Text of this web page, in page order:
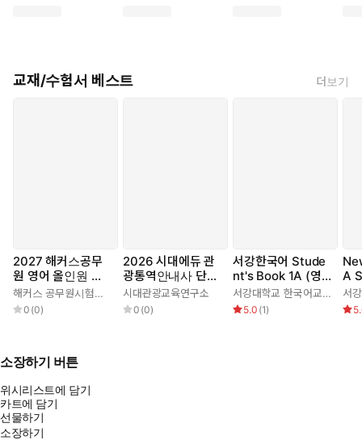
교재/수험서 베스트 더보기
2027 해커스공무
원 영어 올인원 기
본서
해커스 공무원시험연구소
0 (0)
2026 시대에듀 관
광통역안내사 단기
완성
시대관광교육연구소
0 (0)
서강한국어 Stude
nt's Book 1A (영
어판) 3rd edition서강대학교 한국어교육원
5.0 (1)
A
(영
소장하기 버튼
위시리스트에 담기
카트에 담기
선물하기
소장하기